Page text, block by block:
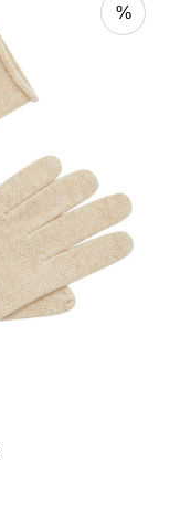
%